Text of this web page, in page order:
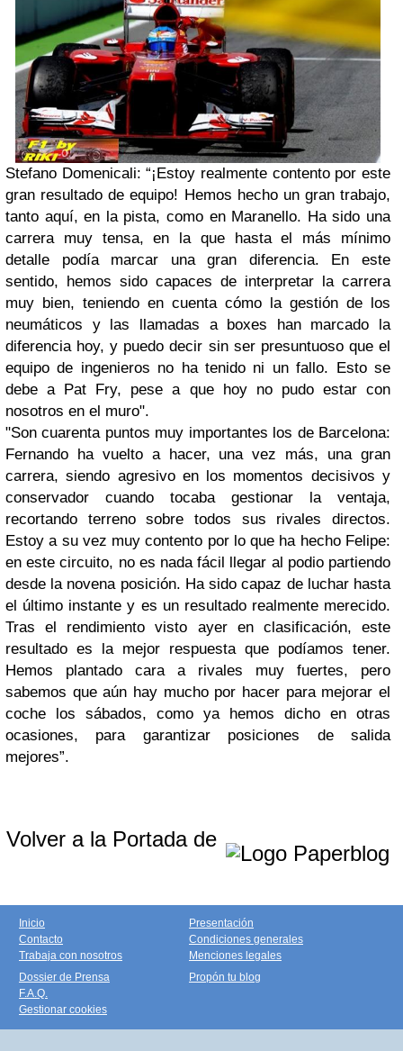
Stefano Domenicali: “¡Estoy realmente contento por este
gran resultado de equipo! Hemos hecho un gran trabajo,
tanto aquí, en la pista, como en Maranello. Ha sido una
carrera muy tensa, en la que hasta el más mínimo
detalle podía marcar una gran diferencia. En este
sentido, hemos sido capaces de interpretar la carrera
muy bien, teniendo en cuenta cómo la gestión de los
neumáticos y las llamadas a boxes han marcado la
diferencia hoy, y puedo decir sin ser presuntuoso que el
equipo de ingenieros no ha tenido ni un fallo. Esto se
debe a Pat Fry, pese a que hoy no pudo estar con
nosotros en el muro".
"Son cuarenta puntos muy importantes los de Barcelona:
Fernando ha vuelto a hacer, una vez más, una gran
carrera, siendo agresivo en los momentos decisivos y
conservador cuando tocaba gestionar la ventaja,
recortando terreno sobre todos sus rivales directos.
Estoy a su vez muy contento por lo que ha hecho Felipe:
en este circuito, no es nada fácil llegar al podio partiendo
desde la novena posición. Ha sido capaz de luchar hasta
el último instante y es un resultado realmente merecido.
Tras el rendimiento visto ayer en clasificación, este
resultado es la mejor respuesta que podíamos tener.
Hemos plantado cara a rivales muy fuertes, pero
sabemos que aún hay mucho por hacer para mejorar el
coche los sábados, como ya hemos dicho en otras
ocasiones, para garantizar posiciones de salida
mejores”.
Volver a la Portada de
Inicio
Contacto
Trabaja con nosotros
Presentación
Condiciones generales
Menciones legales
Dossier de Prensa
F.A.Q.
Gestionar cookies
Propón tu blog